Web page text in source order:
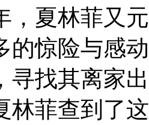
，夏林菲又
的惊险与感
寻找其离家
林菲查到了